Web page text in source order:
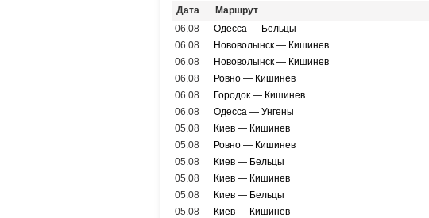
Дата Маршрут
06.08
Одесса — Бельцы
06.08
Нововолынск — Кишинев
06.08
Нововолынск — Кишинев
06.08
Ровно — Кишинев
06.08
Городок — Кишинев
06.08
Одесса — Унгены
05.08
Киев — Кишинев
05.08
Ровно — Кишинев
05.08
Киев — Бельцы
05.08
Киев — Кишинев
05.08
Киев — Бельцы
05.08
Киев — Кишинев